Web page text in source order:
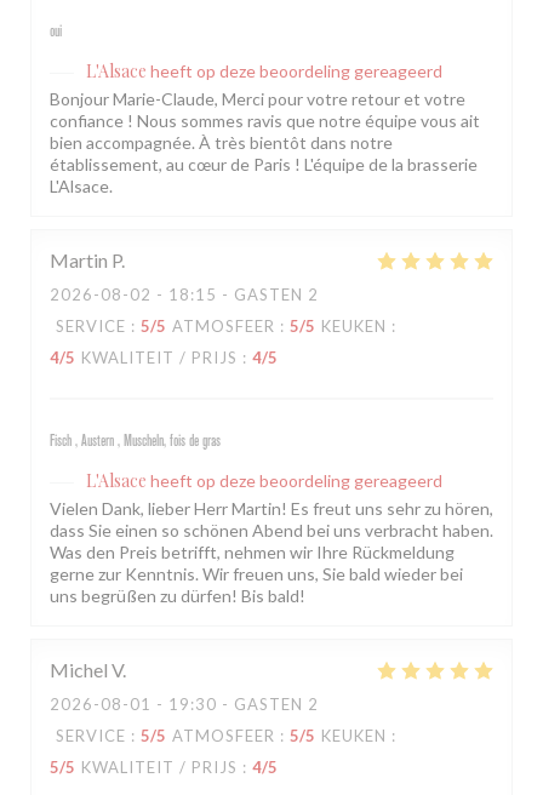
oui
L'Alsace heeft op deze beoordeling gereageerd
Bonjour Marie-Claude, Merci pour votre retour et votre
confiance ! Nous sommes ravis que notre équipe vous ait
bien accompagnée. À très bientôt dans notre
établissement, au cœur de Paris ! L'équipe de la brasserie
L'Alsace.
Martin P
2026-08-02 - 18:15 - GASTEN 2
SERVICE : 5/5 ATMOSFEER : 5/5 KEUKEN :
4/5 KWALITEIT / PRIJS : 4/5
Fisch , Austern , Muscheln, fois de gras
L'Alsace heeft op deze beoordeling gereageerd
Vielen Dank, lieber Herr Martin! Es freut uns sehr zu hören,
dass Sie einen so schönen Abend bei uns verbracht haben.
Was den Preis betrifft, nehmen wir Ihre Rückmeldung
gerne zur Kenntnis. Wir freuen uns, Sie bald wieder bei
uns begrüßen zu dürfen! Bis bald!
Michel V
2026-08-01 - 19:30 - GASTEN 2
SERVICE : 5/5 ATMOSFEER : 5/5 KEUKEN :
5/5 KWALITEIT / PRIJS : 4/5